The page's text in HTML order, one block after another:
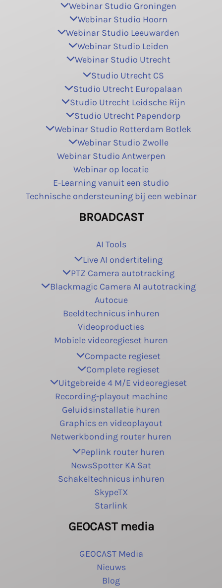
Webinar Studio Groningen
Webinar Studio Hoorn
Webinar Studio Leeuwarden
Webinar Studio Leiden
Webinar Studio Utrecht
Studio Utrecht CS
Studio Utrecht Europalaan
Studio Utrecht Leidsche Rijn
Studio Utrecht Papendorp
Webinar Studio Rotterdam Botlek
Webinar Studio Zwolle
Webinar Studio Antwerpen
Webinar op locatie
E-Learning vanuit een studio
Technische ondersteuning bij een webinar
BROADCAST
AI Tools
Live AI ondertiteling
PTZ Camera autotracking
Blackmagic Camera AI autotracking
Autocue
Beeldtechnicus inhuren
Videoproducties
Mobiele videoregieset huren
Compacte regieset
Complete regieset
Uitgebreide 4 M/E videoregieset
Recording-playout machine
Geluidsinstallatie huren
Graphics en videoplayout
Netwerkbonding router huren
Peplink router huren
NewsSpotter KA Sat
Schakeltechnicus inhuren
SkypeTX
Starlink
GEOCAST media
GEOCAST Media
Nieuws
Blog